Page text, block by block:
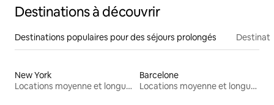
Destinations à découvrir
Destinations populaires pour des séjours prolongés
New York
Locations moyenne et longue durée
Barcelone
Locations moyenne et longue durée